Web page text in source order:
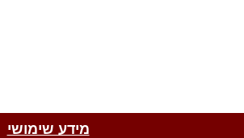
מידע שימושי